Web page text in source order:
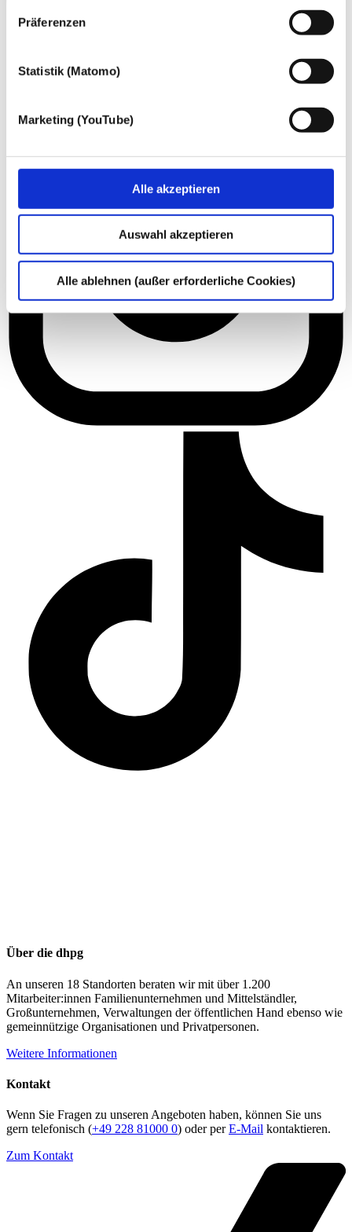
Präferenzen
Statistik (Matomo)
Marketing (YouTube)
Alle akzeptieren
Auswahl akzeptieren
Alle ablehnen (außer erforderliche Cookies)
Über die dhpg
An unseren 18 Standorten beraten wir mit über 1.200
Mitarbeiter:innen Familienunternehmen und Mittelständler,
Großunternehmen, Verwaltungen der öffentlichen Hand ebenso wie
gemeinnützige Organisationen und Privatpersonen.
Weitere Informationen
Kontakt
Wenn Sie Fragen zu unseren Angeboten haben, können Sie uns
gern telefonisch (+49 228 81000 0) oder perE-Mail kontaktieren.
Zum Kontakt